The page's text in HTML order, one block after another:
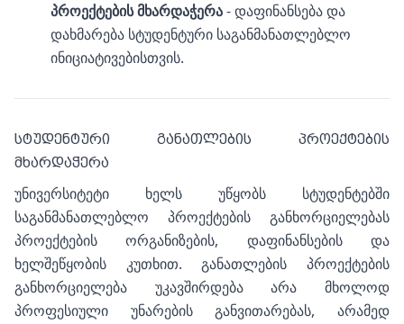
პროექტების მხარდაჭერა- დაფინანსება და
დახმარება სტუდენტური საგანმანათლებლო
ინიციატივებისთვის.
ᲡᲢᲣᲓᲔᲜᲢᲣᲠᲘ ᲒᲐᲜᲐᲗᲚᲔᲑᲘᲡ ᲞᲠᲝᲔᲥᲢᲔᲑᲘᲡ
ᲛᲮᲐᲠᲓᲐᲭᲔᲠᲐ
უნივერსიტეტი ხელს უწყობს სტუდენტებში
საგანმანათლებლო პროექტების განხორციელებას
პროექტების ორგანიზების, დაფინანსების და
ხელშეწყობის კუთხით. განათლების პროექტების
განხორციელება უკავშირდება არა მხოლოდ
პროფესიული უნარების განვითარებას, არამედ